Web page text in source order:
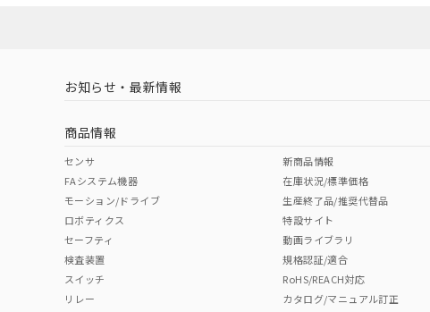
中国 RoHS 注意事項・凡例
中国 RoHS表
Pb Hg Cr(VI)
（イギリス
（ノルウェー
お知らせ・最新情報
商品情報
センサ
FAシステム機器
モーション/ドライブ
ロボティクス
セーフティ
検査装置
スイッチ
リレー
新商品情報
在庫状況/標準価格
生産終了品/推奨代替品
特設サイト
動画ライブラリ
規格認証/適合
RoHS/REACH対応
カタログ/マニュアル訂正